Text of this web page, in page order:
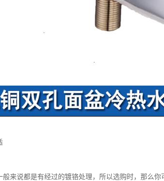
般来说都是有经过的镀铬处理，所以选购时，那么